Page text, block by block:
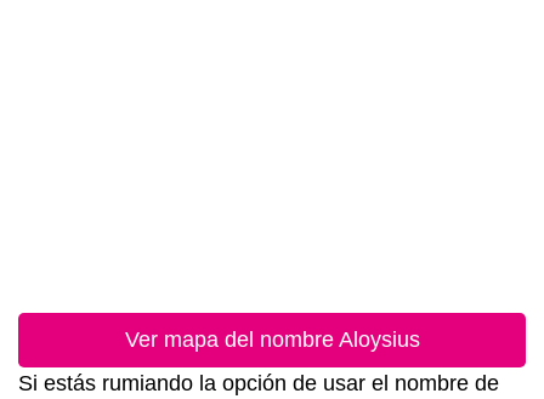
Ver mapa del nombre Aloysius
Si estás rumiando la opción de usar el nombre de